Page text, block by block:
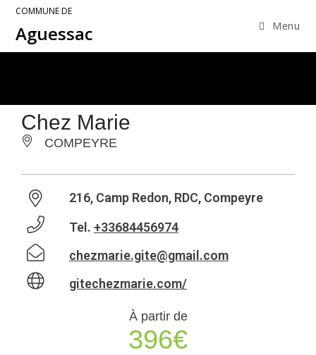
COMMUNE DE
Aguessac Menu
Chez Marie
COMPEYRE
216, Camp Redon, RDC, Compeyre
Tel. +33684456974
chezmarie.gite@gmail.com
gitechezmarie.com/
À partir de
396€